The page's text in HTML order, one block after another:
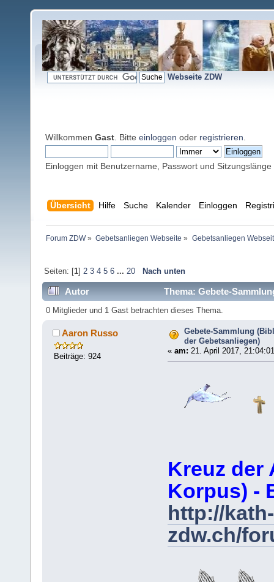
Webseite ZDW
Willkommen Gast . Bitte einloggen oder registrieren
Einloggen mit Benutzername, Passwort und Sitzungslänge
Übersicht Hilfe Suche Kalender Einloggen
Forum ZDW» Gebetsanliegen Webseite » Gebetsanliegen
Seiten: [1] 2 3 4 5 6 ... 20 Nach unten
Autor
Thema: Gebete-
364897 mal)
0 Mitglieder und 1 Gast betrachten dieses Thema.
Aaron Russo
Beiträge: 924
Gebete-Sammlung
der Gebetsanliegen)
« am: 21. April 2017,
Kreuz der
Korpus) -
http://kath-
zdw.ch/